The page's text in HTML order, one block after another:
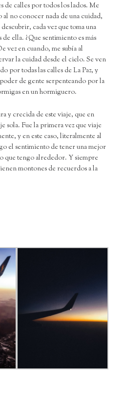
de calles por todos los lados. Me
no conocer nada de una cuidad,
cada vez que toma una
ella. ¿Que sentimiento es más
vez en cuando, me subía al
la cuidad desde el cielo. Se ven
por todas las calles de La Paz, y
de gente serpenteando por la
en un hormiguero.
y crecida de este viaje, que en
sola. Fue la primera vez que viaje
y en este caso, literalmente al
el sentimiento de tener una mejor
que tengo alrededor. Y siempre
montones de recuerdos a la